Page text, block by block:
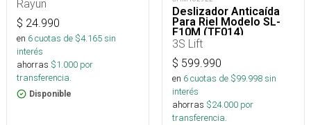
Rayun
$ 24.990
en 6cuotas de $4.165sin
interés
ahorras $1.000 por
transferencia.
Disponible
Deslizador Anticaída
Para Riel Modelo SL-
F10M (TF014)
3S Lift
$ 599.990
en 6cuotas de $99.998sin
interés
ahorras $24.000 por
transferencia.